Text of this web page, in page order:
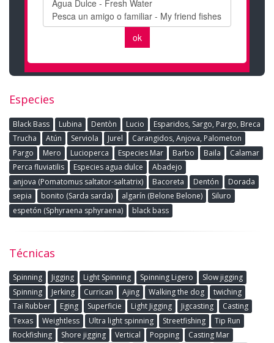
Especies
Black Bass Lubina Dentòn Lucio
Esparidos, Sargo, Pargo, Breca
Trucha
Atún Serviola Jurel
Carangidos, Anjova, Palometon
Pargo
Mero Lucioperca Especies Mar Barbo Baila
Calamar
Perca fluviatilis
Especies agua dulce
Abadejo
anjova (Pomatomus saltator-saltatrix)
Bacoreta Dentón
Dorada
sepia
bonito (Sarda sarda) algarín (Belone Belone)
Siluro
espetón (Sphyraena sphyraena)
black bass
Técnicas
Spinning Jigging Light Spinning Spinning Ligero
Slow jigging
Spinning
Jerking Currican Ajing Walking the dog
twiching
Tai Rubber
Eging Superficie Light Jigging Jigcasting
Casting
Texas
Weightless Ultra light spinning Streetfishing
Tip Run
Rockfishing
Shore jigging Vertical Popping
Casting Mar